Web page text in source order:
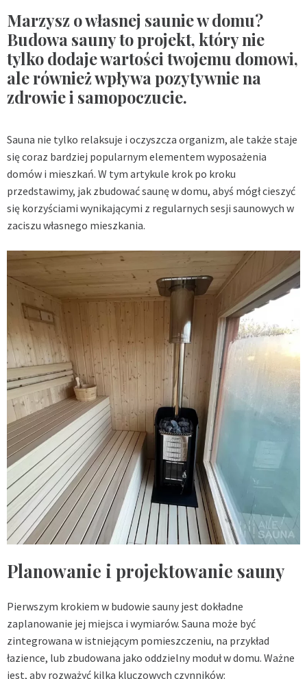
Marzysz o własnej saunie w domu?
Budowa sauny to projekt, który nie
tylko dodaje wartości twojemu domowi,
ale również wpływa pozytywnie na
zdrowie i samopoczucie.
Sauna nie tylko relaksuje i oczyszcza organizm, ale także staje
się coraz bardziej popularnym elementem wyposażenia
domów i mieszkań. W tym artykule krok po kroku
przedstawimy, jak zbudować saunę w domu, abyś mógł cieszyć
się korzyściami wynikającymi z regularnych sesji saunowych w
zaciszu własnego mieszkania.
Planowanie i projektowanie sauny
Pierwszym krokiem w budowie sauny jest dokładne
zaplanowanie jej miejsca i wymiarów. Sauna może być
zintegrowana w istniejącym pomieszczeniu, na przykład
łazience, lub zbudowana jako oddzielny moduł w domu. Ważne
jest, aby rozważyć kilka kluczowych czynników: